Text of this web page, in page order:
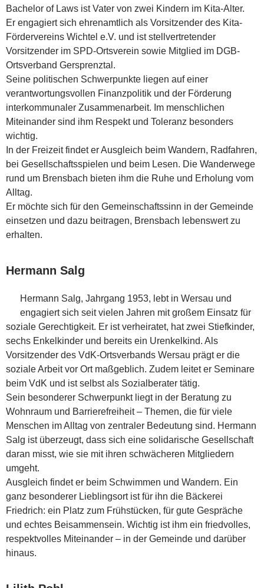
Bachelor of Laws ist Vater von zwei Kindern im Kita-Alter.
Er engagiert sich ehrenamtlich als Vorsitzender des Kita-
Fördervereins Wichtel e.V. und ist stellvertretender
Vorsitzender im SPD-Ortsverein sowie Mitglied im DGB-
Ortsverband Gersprenztal.
Seine politischen Schwerpunkte liegen auf einer
verantwortungsvollen Finanzpolitik und der Förderung
interkommunaler Zusammenarbeit. Im menschlichen
Miteinander sind ihm Respekt und Toleranz besonders
wichtig.
In der Freizeit findet er Ausgleich beim Wandern, Radfahren,
bei Gesellschaftsspielen und beim Lesen. Die Wanderwege
rund um Brensbach bieten ihm die Ruhe und Erholung vom
Alltag.
Er möchte sich für den Gemeinschaftssinn in der Gemeinde
einsetzen und dazu beitragen, Brensbach lebenswert zu
erhalten.
Hermann Salg
Hermann Salg, Jahrgang 1953, lebt in Wersau und
engagiert sich seit vielen Jahren mit großem Einsatz für
soziale Gerechtigkeit. Er ist verheiratet, hat zwei Stiefkinder,
sechs Enkelkinder und bereits ein Urenkelkind. Als
Vorsitzender des VdK-Ortsverbands Wersau prägt er die
soziale Arbeit vor Ort maßgeblich. Zudem leitet er Seminare
beim VdK und ist selbst als Sozialberater tätig.
Sein besonderer Schwerpunkt liegt in der Beratung zu
Wohnraum und Barrierefreiheit – Themen, die für viele
Menschen im Alltag von zentraler Bedeutung sind. Hermann
Salg ist überzeugt, dass sich eine solidarische Gesellschaft
daran misst, wie sie mit ihren schwächeren Mitgliedern
umgeht.
Ausgleich findet er beim Schwimmen und Wandern. Ein
ganz besonderer Lieblingsort ist für ihn die Bäckerei
Friedrich: ein Platz zum Frühstücken, für gute Gespräche
und echtes Beisammensein. Wichtig ist ihm ein friedvolles,
respektvolles Miteinander – in der Gemeinde und darüber
hinaus.